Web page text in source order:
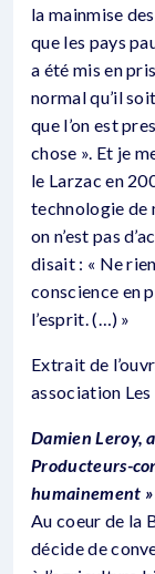
la mainmise
que les pays
a été mis en
normal qu’il
que l’on est
chose ». Et je
le Larzac en
technologie de
on n’est pas
disait : « Ne
conscience en
l’esprit. (…) »
Extrait de
association Les
Damien Leroy,
Producteurs-
humainement »
Au coeur de la
décide de